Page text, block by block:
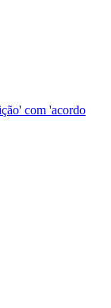
com 'acordo